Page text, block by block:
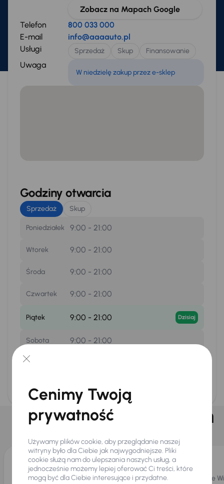
Zobacz na Mapach Google
Telefon
800 033 000
E-mail
info@aaaauto.pl
Usługi
Sprzedaż Skup Finansowanie
Uwaga
W niedzielę zakup przez e-sklep
Godziny otwarcia
Sprzedaż Skup
Poniedziałek 9:00 - 21:00
Wtorek 9:00 - 21:00
Środa 9:00 - 21:00
Czwartek 9:00 - 21:00
Piątek 9:00 - 21:00 Dzisiaj
Sobota 9:00 - 21:00
Niedziela
Na oddziale dostępnych
jest
Blisko 250 aut na placu Bezpłatne
Cenimy Twoją
prywatność
Używamy plików cookie, aby przeglądanie naszej
witryny było dla Ciebie jak najwygodniejsze. Pliki
cookie służą nam do ulepszania naszych usług, a
jednocześnie możemy lepiej oferować Ci treści, które
mogą być dla Ciebie interesujące i przydatne.